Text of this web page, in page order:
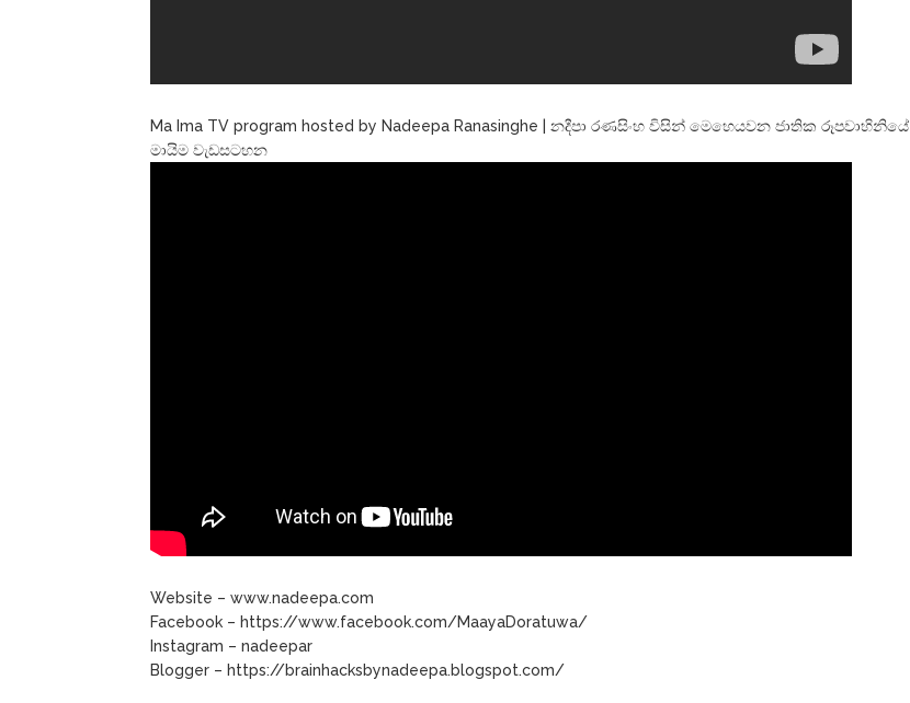
Ma Ima TV program hosted by Nadeepa Ranasinghe | නදීපා රණසිංහ විසින් මෙහෙයවන ජාතික රූපවාහිනියේ
මායිම වැඩසටහන
Website – www.nadeepa.com
Facebook – https://www.facebook.com/MaayaDoratuwa/
Instagram – nadeepar
Blogger – https://brainhacksbynadeepa.blogspot.com/